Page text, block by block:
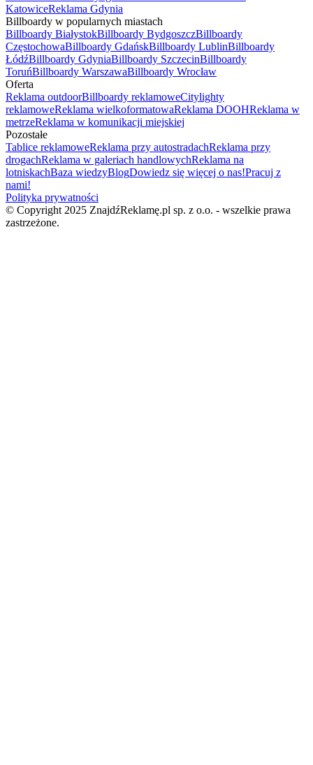
KatowiceReklama Gdynia
Billboardy w popularnych miastach
Billboardy BiałystokBillboardy BydgoszczBillboardy
CzęstochowaBillboardy GdańskBillboardy LublinBillboardy
ŁódźBillboardy GdyniaBillboardy SzczecinBillboardy
ToruńBillboardy WarszawaBillboardy Wrocław
Oferta
Reklama outdoorBillboardy reklamoweCitylighty
reklamoweReklama wielkoformatowaReklama DOOHReklama w
metrzeReklama w komunikacji miejskiej
Pozostałe
Tablice reklamoweReklama przy autostradachReklama przy
drogachReklama w galeriach handlowychReklama na
lotniskachBaza wiedzyBlogDowiedz się więcej o nas!Pracuj z
nami!
Polityka prywatności
© Copyright 2025 ZnajdźReklamę.pl sp. z o.o. - wszelkie prawa
zastrzeżone.